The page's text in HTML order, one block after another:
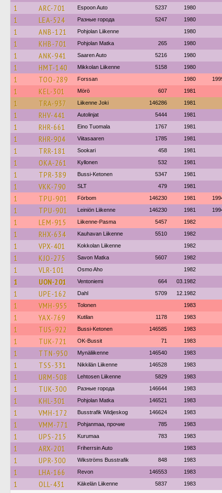
1 ARC-701 Espoon Auto 5237 1980
1 LEA-524 Разные города 5247 1980
1 ANB-121 Pohjolan Liikenne 1980
1 KHB-701 Pohjolan Matka 265 1980
1 ANK-941 Saaren Auto 5216 1980
1 HMT-140 Mikkolan Liikenne 5158 1980
1 TOO-289 Forssan 1980
1 KEL-301 Mörö 607 1981
1 TRA-937 Liikenne Joki 146286 1981
1 RHV-441 Autolinjat 5444 1981
1 RHR-661 Eino Tuomala 1767 1981
1 RHR-904 Viitasaaren 1785 1981
1 TRR-181 Sookari 458 1981
1 OKA-261 Kyllonen 532 1981
1 TPR-389 Bussi-Ketonen 5347 1981
1 VKK-790 SLT 479 1981
1 TPU-901 Förbom 146230 1981
1 TPU-901 Leiniön Liikenne 146230 1981
1 LEM-915 Liikenne-Pasma 5457 1982
1 RHX-634 Kauhavan Liikenne 5510 1982
1 VPX-401 Kokkolan Liikenne 1982
1 KJO-275 Savon Matka 5607 1982
1 VLR-101 Osmo Aho 1982
1 UON-201 Ventoniemi 664 03.1982
1 UPE-162 Dahl 5709 12.1982
1 VMH-955 Tolonen 1983
1 YAX-769 Kutilan 1178 1983
1 TUS-922 Bussi-Ketonen 146585 1983
1 TUK-721 OK-Bussit 71 1983
1 TTN-950 Mynäliikenne 146540 1983
1 TSS-331 Nikkilän Liikenne 146528 1983
1 URM-508 Lehtosen Liikenne 5829 1983
1 TUK-300 Разные города 146644 1983
1 KHL-301 Pohjolan Matka 146521 1983
1 VMH-172 Busstrafik Widjeskog 146624 1983
1 VMM-771 Pohjanmaa, прочие 785 1983
1 UPS-215 Kurumaa 783 1983
1 ARX-201 Friherrsin Auto 1983
1 UPR-300 Wikströms Busstrafik 848 1983
1 LHA-166 Revon 146553 1983
1 OLL-431 Käkelän Liikenne 5837 1983